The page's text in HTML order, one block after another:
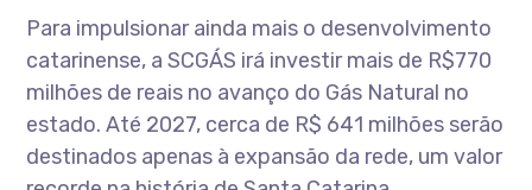
Para impulsionar ainda mais o desenvolvimento
catarinense, a SCGÁS irá investir mais de R$770
milhões de reais no avanço do Gás Natural no
estado. Até 2027, cerca de R$ 641 milhões serão
destinados apenas à expansão da rede, um valor